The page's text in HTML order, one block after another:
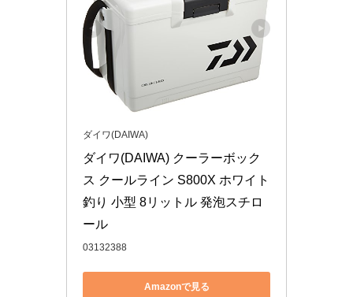
ダイワ(DAIWA)
ダイワ(DAIWA) クーラーボック
ス クールライン S800X ホワイト
釣り 小型 8リットル 発泡スチロ
ール
03132388
Amazonで見る